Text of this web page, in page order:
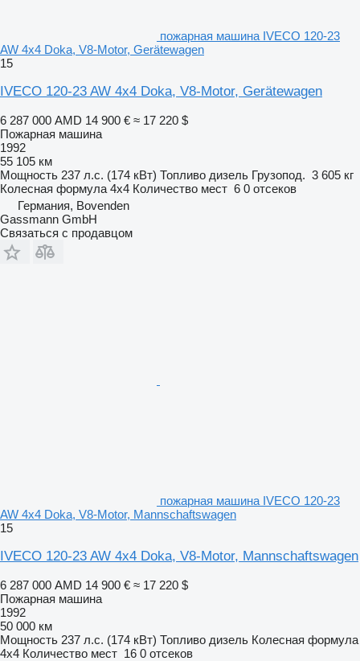
пожарная машина IVECO 120-23
AW 4x4 Doka, V8-Motor, Gerätewagen
15
IVECO 120-23 AW 4x4 Doka, V8-Motor, Gerätewagen
6 287 000 AMD 14 900 € ≈ 17 220 $
Пожарная машина
1992
55 105 км
Мощность 237 л.с. (174 кВт) Топливо дизель Грузопод. 3 605 кг
Колесная формула 4x4 Количество мест 6 0 отсеков
Германия, Bovenden
Gassmann GmbH
Связаться с продавцом
пожарная машина IVECO 120-23
AW 4x4 Doka, V8-Motor, Mannschaftswagen
15
IVECO 120-23 AW 4x4 Doka, V8-Motor, Mannschaftswagen
6 287 000 AMD 14 900 € ≈ 17 220 $
Пожарная машина
1992
50 000 км
Мощность 237 л.с. (174 кВт) Топливо дизель Колесная формула
4x4 Количество мест 16 0 отсеков